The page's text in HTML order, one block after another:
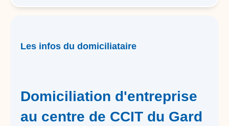
Les infos du domiciliataire
Domiciliation d'entreprise
au centre de CCIT du Gard